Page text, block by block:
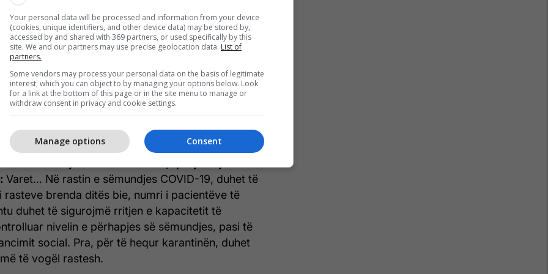
më mirë masat e marra nga njerëzit që janë
dhe që përpiqen të menaxhojnë rrezikun e
me sëmundjen. Këta janë njerëz që
brenda dhe larg të tjerëve. Historikisht,
një zgjidhje efektive, sidomos kur nuk ka pasur
Tani me sëmundjen COVID-19, për të cilën nuk
ne vërtet duhet të aplikojmë distancim të ashpër
mundësinë që virusi të përhapet nga njeriu
mëdha.
të mbahen njerëzit në karantinë, që ajo të jetë e
Varet… Në rastin e sëmundjes COVID-19, duhet të
rasteve brenda ditës bie, numri i pacientëve të
duhet të sigurojmë rritjen e kapacitetit të
nivelin e përhapjes së sëmundjes, pasi të
social. Pra, për të hequr karantinën, duhet
të vogël rastesh.
Your personal data will be processed and information from your device
(cookies, unique identifiers, and other device data) may be stored by,
accessed by and shared with 369 partners, or used specifically by this
site. We and our partners may use precise geolocation data. List of
partners.
Some vendors may process your personal data on the basis of legitimate
interest, which you can object to by managing your options below. Look
for a link at the bottom of this page or in the site menu to manage or
withdraw consent in privacy and cookie settings.
Consent
Manage options